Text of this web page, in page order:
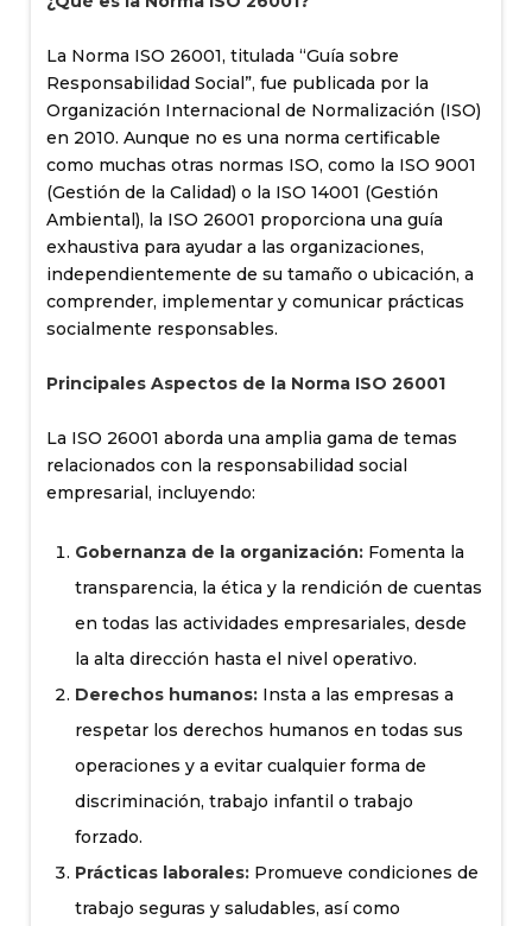
La Norma ISO 26001, titulada “Guía sobre
Responsabilidad Social”, fue publicada por la
Organización Internacional de Normalización (ISO)
en 2010. Aunque no es una norma certificable
como muchas otras normas ISO, como la ISO 9001
(Gestión de la Calidad) o la ISO 14001 (Gestión
Ambiental), la ISO 26001 proporciona una guía
exhaustiva para ayudar a las organizaciones,
independientemente de su tamaño o ubicación, a
comprender, implementar y comunicar prácticas
socialmente responsables.
Principales Aspectos de la Norma ISO 26001
La ISO 26001 aborda una amplia gama de temas
relacionados con la responsabilidad social
empresarial, incluyendo:
Gobernanza de la organización: Fomenta la
transparencia, la ética y la rendición de cuentas
en todas las actividades empresariales, desde
la alta dirección hasta el nivel operativo.
Derechos humanos: Insta a las empresas a
respetar los derechos humanos en todas sus
operaciones y a evitar cualquier forma de
discriminación, trabajo infantil o trabajo
forzado.
Prácticas laborales: Promueve condiciones de
trabajo seguras y saludables, así como